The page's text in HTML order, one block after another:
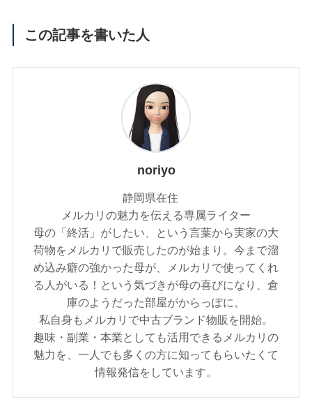
この記事を書いた人
noriyo
静岡県在住
メルカリの魅力を伝える専属ライター
母の「終活」がしたい、という言葉から実家の大
荷物をメルカリで販売したのが始まり。今まで溜
め込み癖の強かった母が、メルカリで使ってくれ
る人がいる！という気づきが母の喜びになり、倉
庫のようだった部屋がからっぽに。
私自身もメルカリで中古ブランド物販を開始。
趣味・副業・本業としても活用できるメルカリの
魅力を、一人でも多くの方に知ってもらいたくて
情報発信をしています。